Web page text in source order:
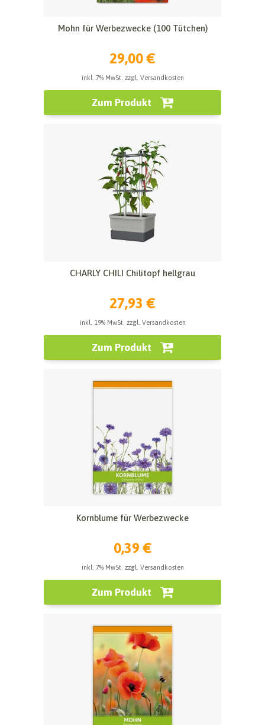
Mohn für Werbezwecke (100 Tütchen)
29,00 €
inkl. 7% MwSt. zzgl. Versandkosten
Zum Produkt
CHARLY CHILI Chilitopf hellgrau
27,93 €
inkl. 19% MwSt. zzgl. Versandkosten
Zum Produkt
Kornblume für Werbezwecke
0,39 €
inkl. 7% MwSt. zzgl. Versandkosten
Zum Produkt